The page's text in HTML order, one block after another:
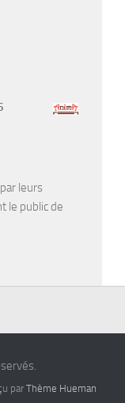
leurs
le public de
parThème Hueman